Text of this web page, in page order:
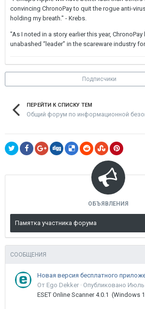
convincing ChronoPay to quit the rogue anti-
holding my breath." - Krebs.
"As I noted in a story earlier this year, ChronoPay
unabashed “leader” in the scareware industry
Подписчики
ПЕРЕЙТИ К СПИСКУ ТЕМ
Общий форум по информационной
ОБЪЯВЛЕНИЯ
Памятка участника форума
СООБЩЕНИЯ
От Ego Dekker · Опубликовано Июль
ESET Online Scanner 4.0.1 (Windows